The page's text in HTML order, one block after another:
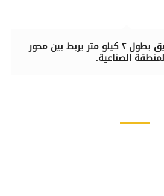
إنشاء و رصف طريق بطول ٢ كيلو متر يربط بين محور